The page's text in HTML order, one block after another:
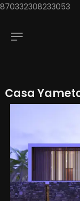
870332308233053
Casa